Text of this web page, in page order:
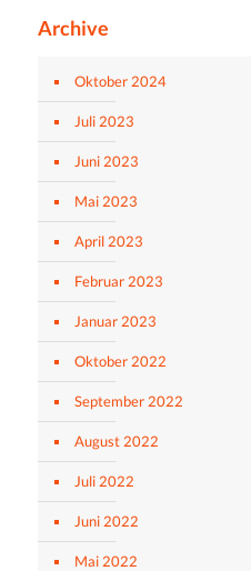
Archive
Oktober 2024
Juli 2023
Juni 2023
Mai 2023
April 2023
Februar 2023
Januar 2023
Oktober 2022
September 2022
August 2022
Juli 2022
Juni 2022
Mai 2022